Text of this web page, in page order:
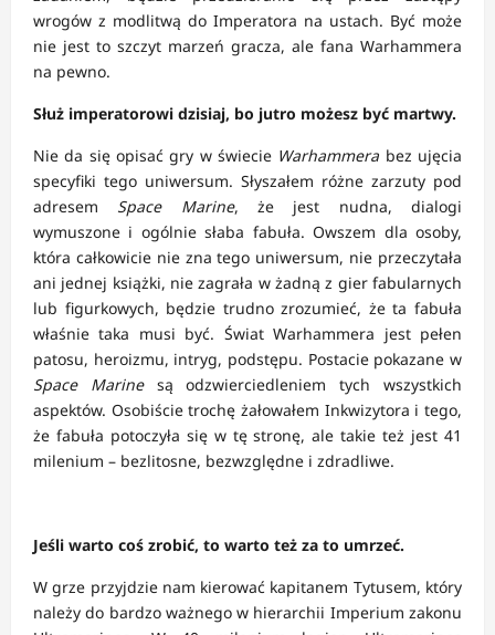
wrogów z modlitwą do Imperatora na ustach. Być może
nie jest to szczyt marzeń gracza, ale fana Warhammera
na pewno.
Służ imperatorowi dzisiaj, bo jutro możesz być martwy.
Nie da się opisać gry w świecie Warhammera bez ujęcia
specyfiki tego uniwersum. Słyszałem różne zarzuty pod
adresem Space Marine, że jest nudna, dialogi
wymuszone i ogólnie słaba fabuła. Owszem dla osoby,
która całkowicie nie zna tego uniwersum, nie przeczytała
ani jednej książki, nie zagrała w żadną z gier fabularnych
lub figurkowych, będzie trudno zrozumieć, że ta fabuła
właśnie taka musi być. Świat Warhammera jest pełen
patosu, heroizmu, intryg, podstępu. Postacie pokazane w
Space Marinesą odzwierciedleniem tych wszystkich
aspektów. Osobiście trochę żałowałem Inkwizytora i tego,
że fabuła potoczyła się w tę stronę, ale takie też jest 41
milenium – bezlitosne, bezwzględne i zdradliwe.
Jeśli warto coś zrobić, to warto też za to umrzeć.
W grze przyjdzie nam kierować kapitanem Tytusem, który
należy do bardzo ważnego w hierarchii Imperium zakonu